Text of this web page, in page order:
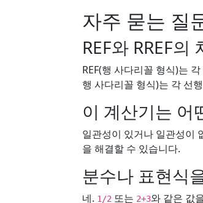
자주 묻는 질
REF와 RREF
REF(행 사다리꼴 형식)는
행 사다리꼴 형식)는 각 선
이 계산기는 어
일관성이 있거나 일관성이
을 해결할 수 있습니다.
분수나 표현식
네. 1/2 또는 2+3와 같은 값